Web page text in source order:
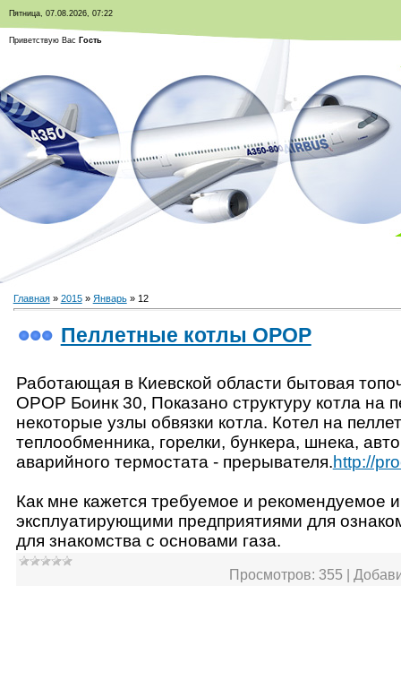
Пятница, 07.08.2026, 07:22
Приветствую Вас Гость
Главная» 2015 » Январь » 12
Пеллетные котлы OPOP
Работающая в Киевской области бытовая
ОРОР Боинк 30, Показано структуру котла на
некоторые узлы обвязки котла. Котел на
теплообменника, горелки, бункера, шнека,
аварийного термостата - прерывателя.http://
Как мне кажется требуемое и рекомендуемое
эксплуатирующими предприятиями для
для знакомства с основами газа.
Просмотров: 355 |